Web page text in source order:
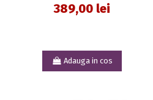
389,00 lei
Adauga in cos